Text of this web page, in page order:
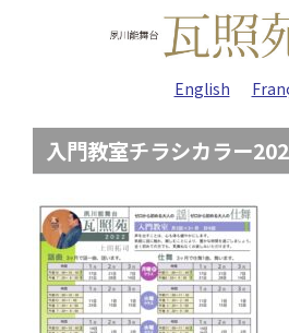
English
入門教室チラシカラー